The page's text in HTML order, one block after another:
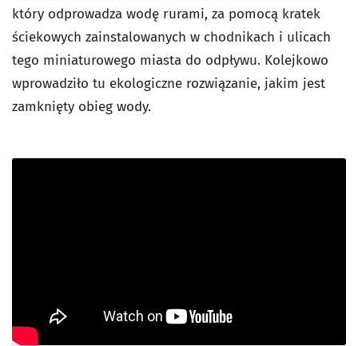
który odprowadza wodę rurami, za pomocą kratek
ściekowych zainstalowanych w chodnikach i ulicach
tego miniaturowego miasta do odpływu. Kolejkowo
wprowadziło tu ekologiczne rozwiązanie, jakim jest
zamknięty obieg wody.